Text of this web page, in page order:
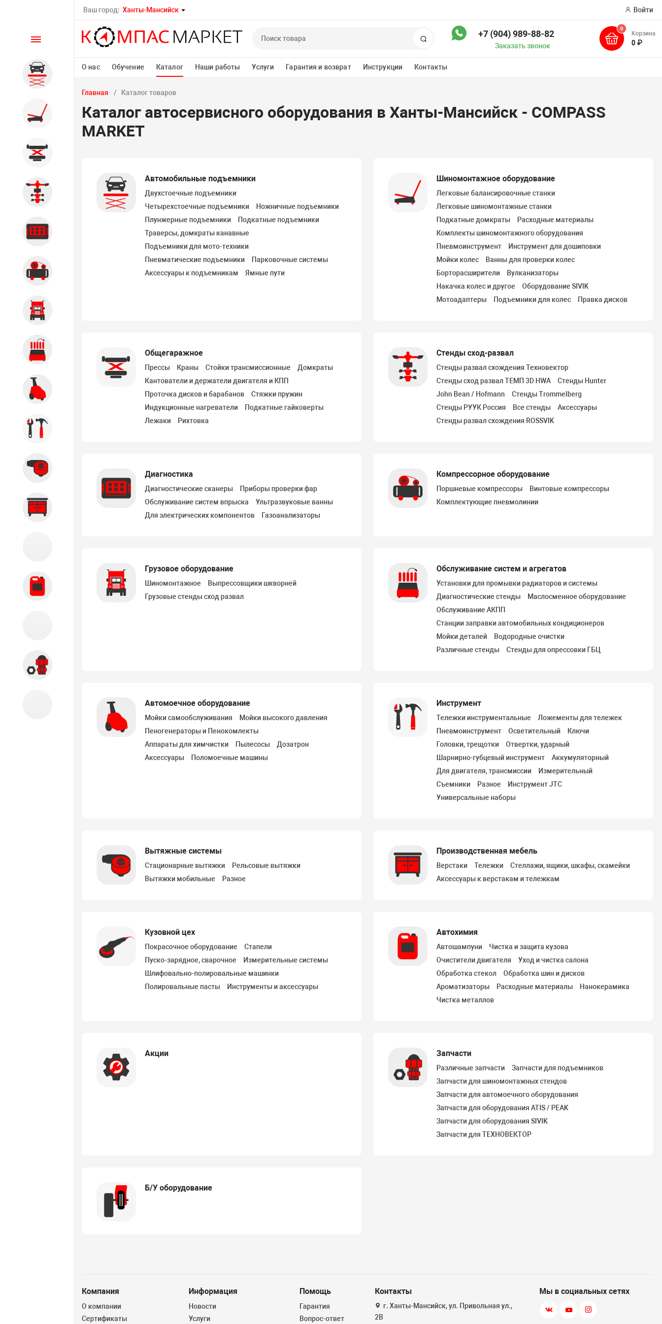
Ваш город: Ханты-Мансийск Войти
Поиск +7 (904) 989-88-82
Заказать звонок
0
Корзина
0 ₽
О нас Обучение Каталог Наши работы Услуги Гарантия и возврат Инструкции Контакты
Каталог
Автомобильные подъемники
Шиномонтажное
оборудование
Стенды сход-развал
Компрессорное оборудование
Производственная мебель
Б/У оборудование
Главная Каталог товаров
Каталог автосервисного оборудования в Ханты-Мансийск - COMPASS
MARKET
Автомобильные подъемники
Двухстоечные подъемники
Четырехстоечные подъемники
Ножничные подъемники
Плунжерные подъемники
Подкатные подъемники
Траверсы, домкраты канавные
Подъемники для мото-техники
Пневматические подъемники
Парковочные системы
Аксессуары к подъемникам
Ямные пути
Шиномонтажное оборудование
Легковые балансировочные станки
Легковые шиномонтажные станки
Подкатные домкраты
Расходные материалы
Комплекты шиномонтажного оборудования
Пневмоинструмент
Инструмент для дошиповки
Мойки колес
Ванны для проверки колес
Борторасширители
Вулканизаторы
Накачка колес и другое
Оборудование SIVIK
Мотоадаптеры
Подъемники для колес Правка дисков
Общегаражное
Прессы Краны Стойки трансмиссионные
Домкраты
Кантователи и держатели двигателя и КПП
Проточка дисков и барабанов
Стяжки пружин
Индукционные нагреватели
Подкатные гайковерты
Лежаки
Рихтовка
Стенды сход-развал
Стенды развал схождения Техновектор
Стенды сход развал ТЕМП 3D HWA
Стенды Hunter
John Bean / Hofmann
Стенды Trommelberg
Стенды РУУК Россия
Все стенды
Аксессуары
Стенды развал схождения ROSSVIK
Диагностика
Диагностические сканеры
Приборы проверки фар
Обслуживание систем впрыска
Ультразвуковые ванны
Для электрических компонентов
Газоанализаторы
Компрессорное оборудование
Поршневые компрессоры
Винтовые компрессоры
Комплектующие пневмолинии
Грузовое оборудование
Шиномонтажное
Выпрессовщики шкворней
Грузовые стенды сход развал
Обслуживание систем и агрегатов
Установки для промывки радиаторов и системы
Диагностические стенды
Маслосменное оборудование
Обслуживание АКПП
Станции заправки автомобильных кондиционеров
Мойки деталей
Водородные очистки
Различные стенды
Стенды для опрессовки ГБЦ
Автомоечное оборудование
Мойки самообслуживания
Мойки высокого давления
Пеногенераторы и Пенокомлекты
Аппараты для химчистки
Пылесосы
Дозатрон
Аксессуары
Поломоечные машины
Инструмент
Тележки инструментальные
Ложементы для тележек
Пневмоинструмент
Осветительный
Ключи
Головки, трещотки
Отвертки, ударный
Шарнирно-губцевый инструмент
Аккумуляторный
Для двигателя, трансмиссии
Измерительный
Съемники
Разное
Инструмент JTC
Универсальные наборы
Вытяжные системы
Стационарные вытяжки
Рельсовые вытяжки
Вытяжки мобильные
Разное
Производственная мебель
Верстаки Тележки
Стеллажи, ящики, шкафы, скамейки
Аксессуары к верстакам и тележкам
Кузовной цех
Покрасочное оборудование
Стапели
Пуско-зарядное, сварочное
Измерительные системы
Шлифовально-полировальные машинки
Полировальные пасты
Инструменты и аксессуары
Автохимия
Автошампуни
Чистка и защита кузова
Очистители двигателя
Уход и чистка салона
Обработка стекол
Обработка шин и дисков
Ароматизаторы
Расходные материалы
Нанокерамика
Чистка металлов
Акции Запчасти
Различные запчасти
Запчасти для подъемников
Запчасти для шиномонтажных стендов
Запчасти для автомоечного оборудования
Запчасти для оборудования ATIS / PEAK
Запчасти для оборудования SIVIK
Запчасти для ТЕХНОВЕКТОР
Б/У оборудование
Компания
О компании
Сертификаты
Информация
Новости
Услуги
Помощь
Гарантия
Вопрос-ответ
Контакты
г. Ханты-Мансийск, ул. Привольная ул.,
2В
Мы в социальных сетях